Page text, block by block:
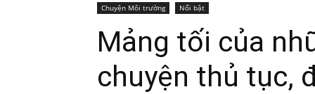
Chuyện Môi trường Nổi bật
Mảng tối của
chuyện thủ tục,